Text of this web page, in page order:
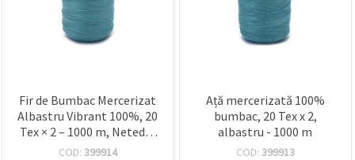
Fir de Bumbac Mercerizat
Albastru Vibrant 100%, 20
Tex × 2 – 1000 m, Neted și
Durabil
COD: 399914
Ață mercerizată 100%
bumbac, 20 Tex x 2,
albastru - 1000 m
COD: 399913